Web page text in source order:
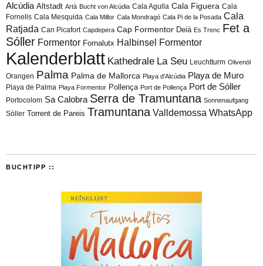
Alcúdia Altstadt Artà Bucht von Alcúdia Cala Agulla Cala Figuera Cala
Fornells Cala Mesquida Cala Millor Cala Mondragó Cala Pi de la Posada Cala
Ratjada Can Picafort Capdepera Cap Formentor Deià Es Trenc Fet a
Sóller Formentor Fornalutx Halbinsel Formentor
Kalenderblatt Kathedrale La Seu Leuchtturm Olivenöl
Orangen Palma Palma de Mallorca Playa d'Alcúdia Playa de Muro
Playa de Palma Playa Formentor Pollença Port de Pollença Port de Sóller
Portocolom Sa Calobra Serra de Tramuntana Sonnenaufgang
Sòller Torrent de Pareis Tramuntana Valldemossa WhatsApp
BUCHTIPP ::